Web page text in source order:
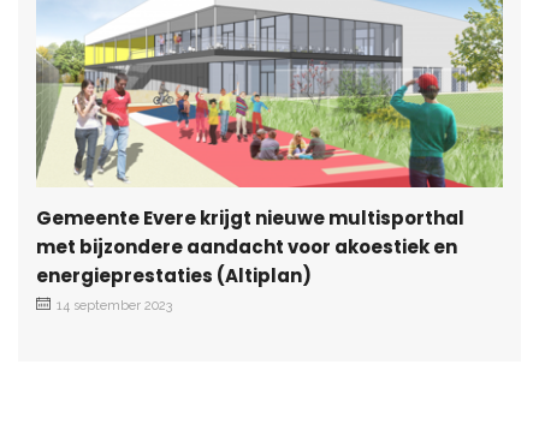
Gemeente Evere krijgt nieuwe multisporthal
met bijzondere aandacht voor akoestiek en
energieprestaties (Altiplan)
14 september 2023